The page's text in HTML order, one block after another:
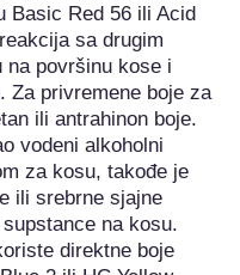
Basic Red 56 ili Acid
sa drugim
na površinu kose i
Za privremene boje za
ili antrahinon boje.
vodeni alkoholni
za kosu, takođe je
ili srebrne sjajne
na kosu.
direktne boje